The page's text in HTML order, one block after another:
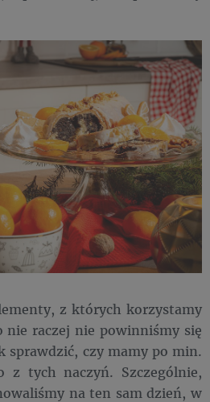
z których korzystamy
nie raczej nie powinniśmy się
sprawdzić, czy mamy po min.
z tych naczyń. Szczególnie,
na ten sam dzień, w